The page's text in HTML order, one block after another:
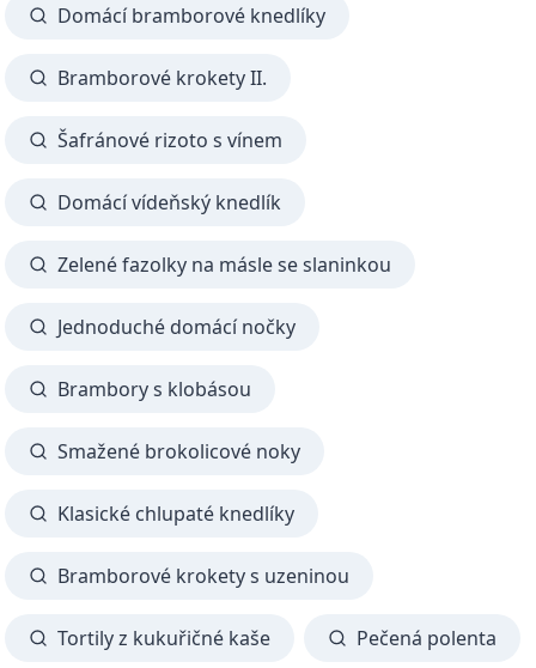
Domácí bramborové knedlíky
Bramborové krokety II.
Šafránové rizoto s vínem
Domácí vídeňský knedlík
Zelené fazolky na másle se slaninkou
Jednoduché domácí nočky
Brambory s klobásou
Smažené brokolicové noky
Klasické chlupaté knedlíky
Bramborové krokety s uzeninou
Tortily z kukuřičné kaše Pečená polenta